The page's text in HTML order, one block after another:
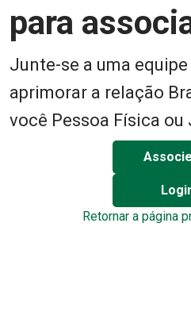
para
Junte-se a uma
aprimorar a relação
você Pessoa Física ou
Retornar a página